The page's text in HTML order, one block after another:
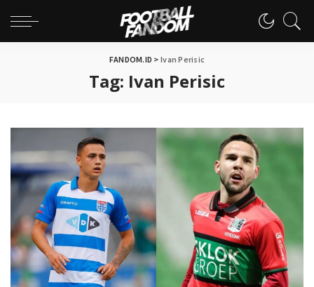
FANDOM.ID > Ivan Perisic
Tag: Ivan Perisic